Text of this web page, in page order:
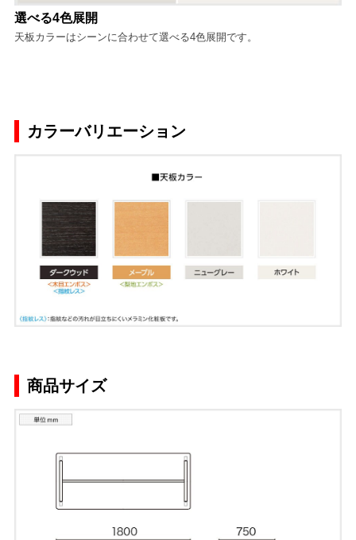
選べる4色展開
天板カラーはシーンに合わせて選べる4色展開です。
カラーバリエーション
商品サイズ